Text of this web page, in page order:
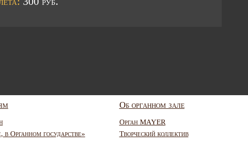
в Органном государстве»
Об органном зале
Орган MAYER
Творческий коллектив